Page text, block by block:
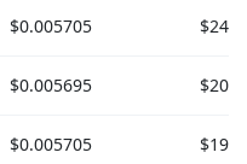
$0.005705
$0.005695
$0.005705